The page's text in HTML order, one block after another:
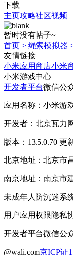
下载
主页攻略社区视频
暂时没有帖子~
首页 > 绳索模拟器
友情链接
小米应用商店小米
小米游戏中心
开发者平台微信公
应用名称：小米游
开发者：北京瓦力
版本：13.5.0.70 更
北京地址：北京市
南京地址：南京市
未成年人防沉迷系
用户应用权限隐私
开发者平台微信公
@wali.com京ICP证